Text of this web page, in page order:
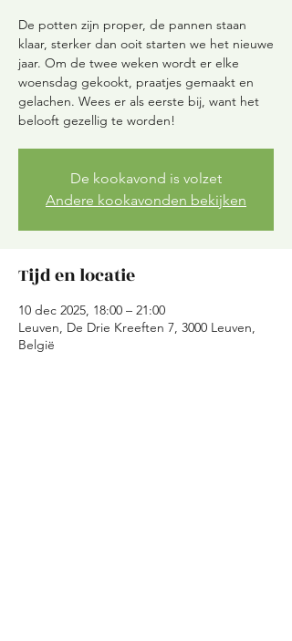
De potten zijn proper, de pannen staan
klaar, sterker dan ooit starten we het nieuwe
jaar. Om de twee weken wordt er elke
woensdag gekookt, praatjes gemaakt en
gelachen. Wees er als eerste bij, want het
belooft gezellig te worden!
De kookavond is volzet
Andere kookavonden bekijken
Tijd en locatie
10 dec 2025, 18:00 – 21:00
Leuven, De Drie Kreeften 7, 3000 Leuven,
België